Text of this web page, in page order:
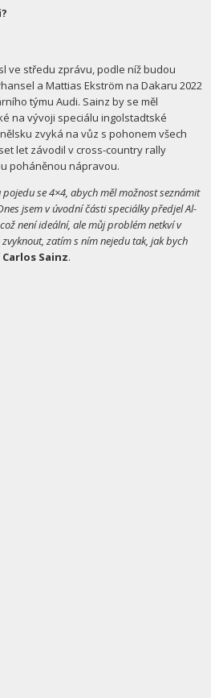
ve středu zprávu, podle níž budou
a Mattias Ekström na Dakaru 2022
týmu Audi. Sainz by se měl
na vývoji speciálu ingolstadtské
zvyká na vůz s pohonem všech
let závodil v cross-country rally
poháněnou nápravou.
se 4×4, abych měl možnost seznámit
jsem v úvodní části speciálky předjel Al-
není ideální, ale můj problém netkví v
zatím s ním nejedu tak, jak bych
Carlos Sainz.